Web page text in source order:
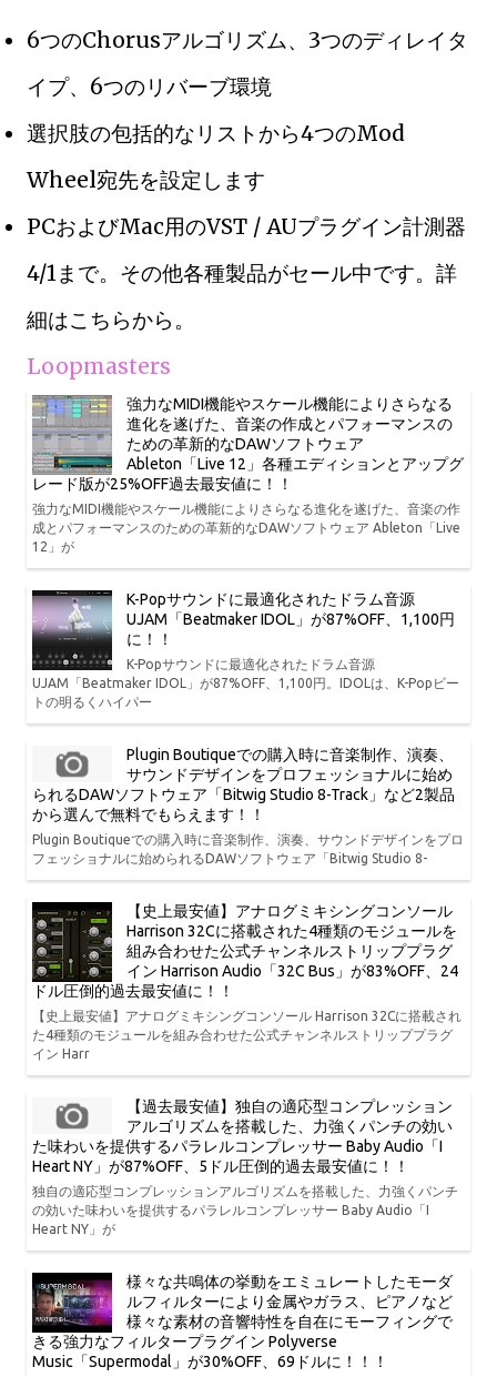
6つのChorusアルゴリズム、3つのディレイタ
イプ、6つのリバーブ環境
選択肢の包括的なリストから4つのMod
Wheel宛先を設定します
PCおよびMac用のVST / AUプラグイン計測器
4/1まで。その他各種製品がセール中です。詳
細はこちらから。
Loopmasters
強力なMIDI機能やスケール機能によりさらなる
進化を遂げた、音楽の作成とパフォーマンスの
ための革新的なDAWソフトウェア
Ableton「Live 12」各種エディションとアップグ
レード版が25%OFF過去最安値に！！
強力なMIDI機能やスケール機能によりさらなる進化を遂げた、音楽の作
成とパフォーマンスのための革新的なDAWソフトウェア Ableton「Live
12」が
K-Popサウンドに最適化されたドラム音源
UJAM「Beatmaker IDOL」が87%OFF、1,100円
に！！
K-Popサウンドに最適化されたドラム音源
UJAM「Beatmaker IDOL」が87%OFF、1,100円。IDOLは、K-Popビー
トの明るくハイパー
Plugin Boutiqueでの購入時に音楽制作、演奏、
サウンドデザインをプロフェッショナルに始め
られるDAWソフトウェア「Bitwig Studio 8-Track」など2製品
から選んで無料でもらえます！！
Plugin Boutiqueでの購入時に音楽制作、演奏、サウンドデザインをプロ
フェッショナルに始められるDAWソフトウェア「Bitwig Studio 8-
【史上最安値】アナログミキシングコンソール
Harrison 32Cに搭載された4種類のモジュールを
組み合わせた公式チャンネルストリッププラグ
イン Harrison Audio「32C Bus」が83%OFF、24
ドル圧倒的過去最安値に！！
【史上最安値】アナログミキシングコンソール Harrison 32Cに搭載され
た4種類のモジュールを組み合わせた公式チャンネルストリッププラグ
イン Harr
【過去最安値】独自の適応型コンプレッション
アルゴリズムを搭載した、力強くパンチの効い
た味わいを提供するパラレルコンプレッサー Baby Audio「I
Heart NY」が87%OFF、5ドル圧倒的過去最安値に！！
独自の適応型コンプレッションアルゴリズムを搭載した、力強くパンチ
の効いた味わいを提供するパラレルコンプレッサー Baby Audio「I
Heart NY」が
様々な共鳴体の挙動をエミュレートしたモーダ
ルフィルターにより金属やガラス、ピアノなど
様々な素材の音響特性を自在にモーフィングで
きる強力なフィルタープラグイン Polyverse
Music「Supermodal」が30%OFF、69ドルに！！！